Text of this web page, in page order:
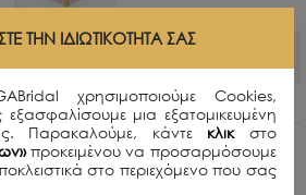
μεσαίου μεγέθους με διάφανα
ΤΗΝ ΙΔΙΩΤΙΚΌΤΗΤΆ ΣΑΣ
χρησιμοποιούμε Cookies,
μια εξατομικευμένη
Παρακαλούμε, κάντε κλικ στο
προκειμένου να προσαρμόσουμε
στο περιεχόμενο που σας